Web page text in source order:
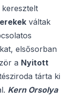
váltak
elsősorban
a Nyitott
tárta ki
Kern Orsolya